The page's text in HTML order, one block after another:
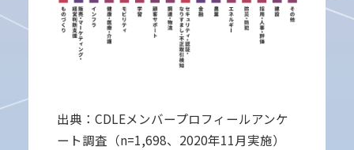
出典：CDLEメンバープロフィールアンケ
ート調査（n=1,698、2020年11月実施）